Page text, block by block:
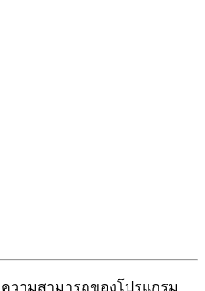
ความสามารถของโปรแกรม